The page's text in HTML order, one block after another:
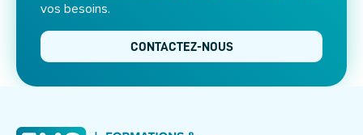
vos besoins.
CONTACTEZ-NOUS